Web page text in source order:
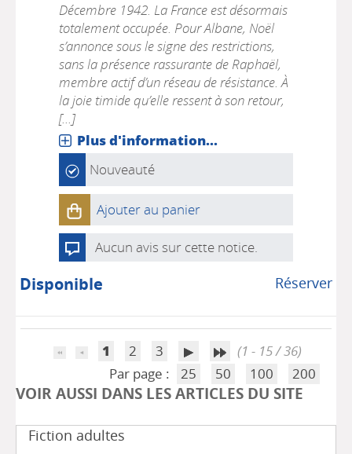
Décembre 1942. La France est désormais
totalement occupée. Pour Albane, Noël
s’annonce sous le signe des restrictions,
sans la présence rassurante de Raphaël,
membre actif d’un réseau de résistance. À
la joie timide qu’elle ressent à son retour,
[...]
Plus d'information...
Nouveauté
Ajouter au panier
Aucun avis sur cette notice.
Réserver
Disponible
1 2 3
(1 - 15 / 36)
Par page :
25 50 100 200
VOIR AUSSI DANS LES ARTICLES DU SITE
Fiction adultes